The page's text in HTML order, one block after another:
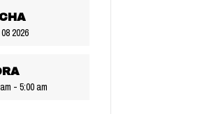
2026
- 5:00 am